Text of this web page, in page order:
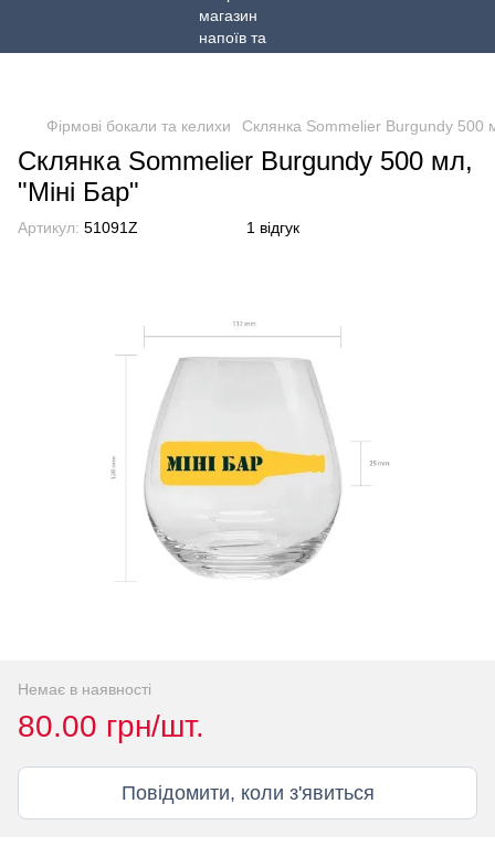
Фірмові бокали та келихи Склянка Sommelier Burgundy 500
Склянка Sommelier Burgundy 500 мл,
"Міні Бар"
Артикул: 51091Z 1 відгук
Немає в наявності
80.00 грн/шт.
Повідомити, коли з'явиться